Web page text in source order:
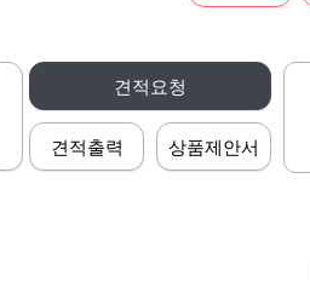
견적요청
견적출력 상품제안서